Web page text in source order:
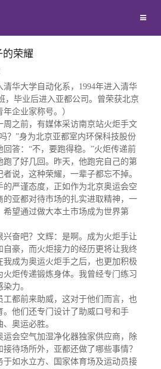
联络
联络
系校友工作
委员会
群体
联大校友会
校
项目
赠新闻
纪事
方法
计划
台
清华校友通讯》
木清华》
订阅
体平台
华
人物
故事
风采
文苑
讲坛
视界
务
学习
化服务
大赛
信息
会
简介
致辞
章程
会名单
的荣耀
清华大学自动化系， 1994年进入清华
，毕业后进入亚都公司。曾荣获北京
企业家称号。）
周之前，有媒体采访南京站火炬手文
？”身为北京亚都室内环保科技股份
答： “不，要跑得稳。 ”火炬传递前
了好几回。昨天，他跑完自己的第
说，这种荣耀，一辈子都忘不掉。
的严谨态度，正如作为北京奥运会空
的亚都对待市场的扎实进取精神，一
望通过做大本土市场成为世界第
兴奋吧？文辉：是啊。成为火炬手让
自豪，而火炬接力的经历更将让我终
我成为奥运火炬手之后，也更加积极
炬传递锻炼身体。我曾经专门练习
力。
工都前来助威，这对于他们而言，也
。他们还专门设计了助威口号和手
奥运必胜。
运会空气加湿净化器独家供应商，除
接待场所外，亚都还做了哪些事情？
于如水立方、国家体育场及运动员接